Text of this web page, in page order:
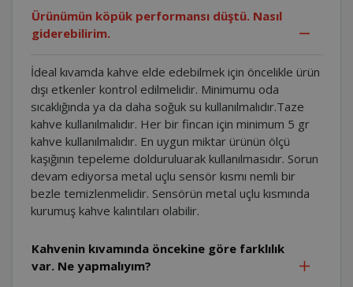
Ürünümün köpük performansı düştü. Nasıl
giderebilirim.
İdeal kıvamda kahve elde edebilmek için öncelikle ürün
dışı etkenler kontrol edilmelidir. Minimumu oda
sıcaklığında ya da daha soğuk su kullanılmalıdır.Taze
kahve kullanılmalıdır. Her bir fincan için minimum 5 gr
kahve kullanılmalıdır. En uygun miktar ürünün ölçü
kaşığının tepeleme dolduruluarak kullanılmasıdır. Sorun
devam ediyorsa metal uçlu sensör kısmı nemli bir
bezle temizlenmelidir. Sensörün metal uçlu kısmında
kurumuş kahve kalıntıları olabilir.
Kahvenin kıvamında öncekine göre farklılık
var. Ne yapmalıyım?